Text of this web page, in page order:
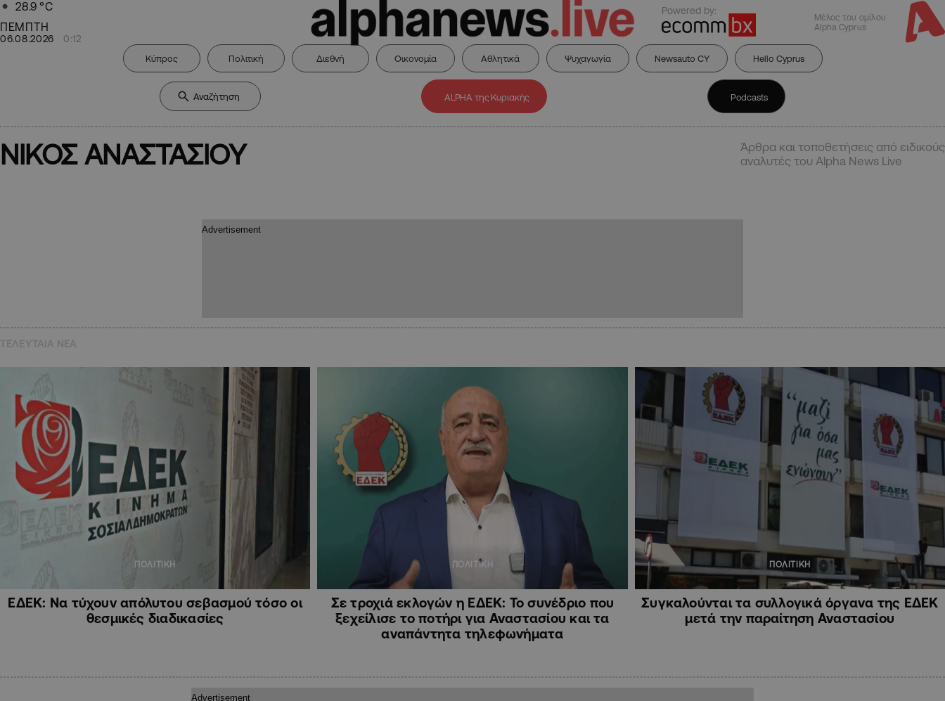
28.9 °C
ΠΕΜΠΤΗ
06.08.2026 0:12
Powered by:
Μέλος του ομίλου
Alpha Cyprus
Κύπρος Πολιτική Διεθνή Οικονομία Αθλητικά Ψυχαγωγία Newsauto CY Hello Cyprus
ALPHA της Κυριακής Podcasts
ΝΙΚΟΣ ΑΝΑΣΤΑΣΙΟΥ
Άρθρα και τοποθετήσεις από ειδικούς
αναλυτές του Alpha News Live
ΠΟΛΙΤΙΚΗ
ΕΔΕΚ: Να τύχουν απόλυτου σεβασμού τόσο οι
θεσμικές διαδικασίες
ΠΟΛΙΤΙΚΗ
Σε τροχιά εκλογών η ΕΔΕΚ: Το συνέδριο που
ξεχείλισε το ποτήρι για Αναστασίου και τα
αναπάντητα τηλεφωνήματα
ΠΟΛΙΤΙΚΗ
Συγκαλούνται τα συλλογικά όργανα της ΕΔΕΚ
μετά την παραίτηση Αναστασίου